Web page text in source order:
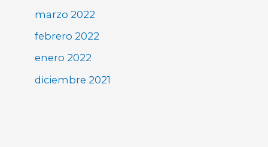
marzo 2022
febrero 2022
enero 2022
diciembre 2021